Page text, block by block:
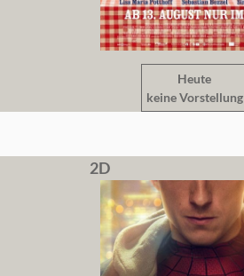
Heute
keine Vorstellung
2D